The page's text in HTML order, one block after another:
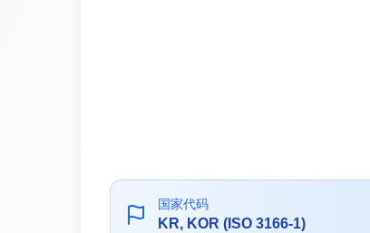
国家代码
KR, KOR (ISO 3166-1)